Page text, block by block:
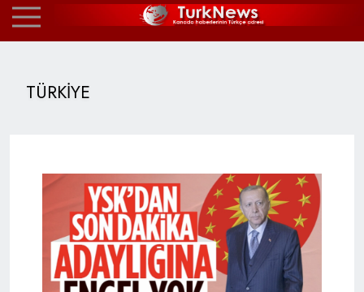
TÜRKİYE